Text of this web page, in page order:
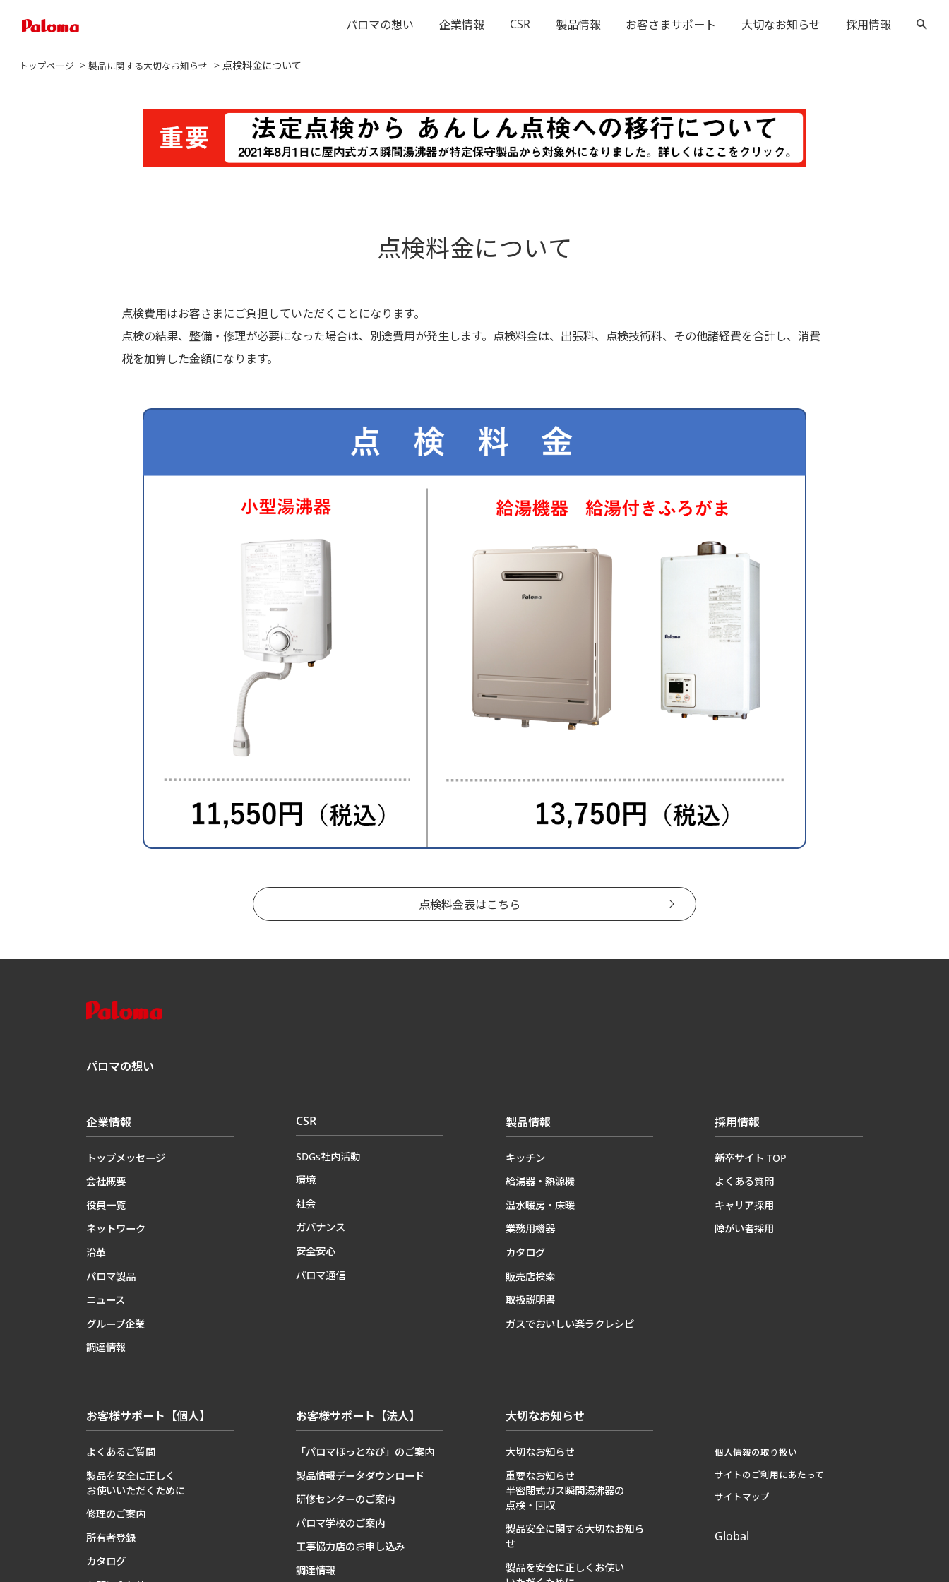
パロマの想い 企業情報 CSR 製品情報 お客さまサポート 大切なお知らせ 採用情報
トップページ >製品に関する大切なお知らせ > 点検料金について
点検料金について
点検費用はお客さまにご負担していただくことになります。
点検の結果、整備・修理が必要になった場合は、別途費用が発生します。点検料金は、出張料、点検技術料、その他諸経費を合計し、消費
税を加算した金額になります。
点検料金表はこちら
パロマの想い
企業情報
トップメッセージ
会社概要
役員一覧
ネットワーク
沿革
パロマ製品
ニュース
グループ企業
調達情報
CSR
SDGs社内活動
環境
社会
ガバナンス
安全安心
パロマ通信
製品情報
キッチン
給湯器・熱源機
温水暖房・床暖
業務用機器
カタログ
販売店検索
取扱説明書
ガスでおいしい楽ラクレシピ
採用情報
新卒サイト TOP
よくある質問
キャリア採用
障がい者採用
お客様サポート【個人】
よくあるご質問
製品を安全に正しく
お使いいただくために
修理のご案内
所有者登録
カタログ
お客様サポート【法人】
「パロマほっとなび」のご案内
製品情報データダウンロード
研修センターのご案内
パロマ学校のご案内
工事協力店のお申し込み
調達情報
大切なお知らせ
大切なお知らせ
重要なお知らせ
半密閉式ガス瞬間湯沸器の
点検・回収
製品安全に関する大切なお知ら
せ
製品を安全に正しくお使い
個人情報の取り扱い
サイトのご利用にあたって
サイトマップ
Global